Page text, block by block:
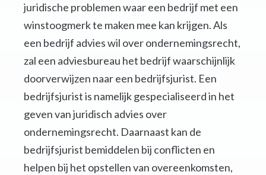
juridische problemen waar een bedrijf met een
winstoogmerk te maken mee kan krijgen. Als
een bedrijf advies wil over ondernemingsrecht,
zal een adviesbureau het bedrijf waarschijnlijk
doorverwijzen naar een bedrijfsjurist. Een
bedrijfsjurist is namelijk gespecialiseerd in het
geven van juridisch advies over
ondernemingsrecht. Daarnaast kan de
bedrijfsjurist bemiddelen bij conflicten en
helpen bij het opstellen van overeenkomsten,